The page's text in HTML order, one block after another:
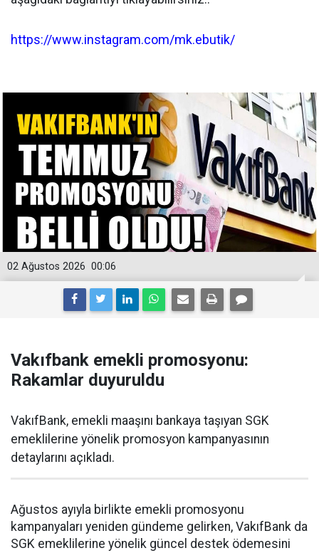
https://www.instagram.com/mk.ebutik/
00:06
02 Ağustos 2026
Vakıfbank emekli promosyonu:
Rakamlar duyuruldu
VakıfBank, emekli maaşını bankaya taşıyan SGK
emeklilerine yönelik promosyon kampanyasının
detaylarını açıkladı.
Ağustos ayıyla birlikte emekli promosyonu
kampanyaları yeniden gündeme gelirken, VakıfBank da
SGK emeklilerine yönelik güncel destek ödemesini